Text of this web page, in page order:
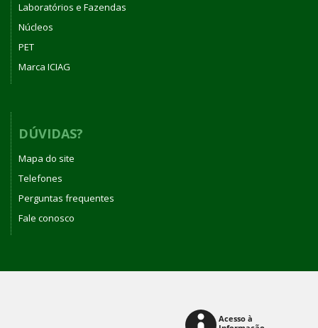
Laboratórios e Fazendas
Núcleos
PET
Marca ICIAG
DÚVIDAS?
Mapa do site
Telefones
Perguntas frequentes
Fale conosco